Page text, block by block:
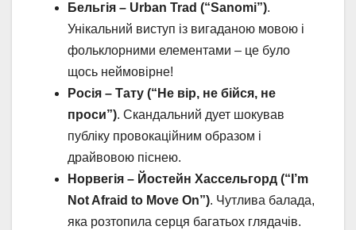
Бельгія – Urban Trad (“Sanomi”).
Унікальний виступ із вигаданою мовою і
фольклорними елементами – це було
щось неймовірне!
Росія – Тату (“Не вір, не бійся, не
проси”). Скандальний дует шокував
публіку провокаційним образом і
драйвовою піснею.
Норвегія – Йостейн Хассельгорд (“I’m
Not Afraid to Move On”). Чутлива балада,
яка розтопила серця багатьох глядачів.